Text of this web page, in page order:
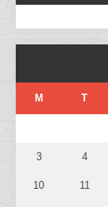
M T
3 4
10 11